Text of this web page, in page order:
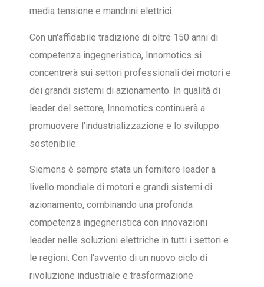
media tensione e mandrini elettrici.
Con un'affidabile tradizione di oltre 150 anni di
competenza ingegneristica, Innomotics si
concentrerà sui settori professionali dei motori e
dei grandi sistemi di azionamento. In qualità di
leader del settore, Innomotics continuerà a
promuovere l'industrializzazione e lo sviluppo
sostenibile.
Siemens è sempre stata un fornitore leader a
livello mondiale di motori e grandi sistemi di
azionamento, combinando una profonda
competenza ingegneristica con innovazioni
leader nelle soluzioni elettriche in tutti i settori e
le regioni. Con l'avvento di un nuovo ciclo di
rivoluzione industriale e trasformazione